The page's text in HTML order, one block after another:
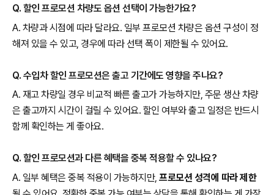
Q. 할인 프로모션 차량도 옵션 선택이 가능한가요?
A. 차량과 시점에 따라 달라요. 일부 프로모션 차량은 옵션 구성이 정
해져 있을 수 있고, 경우에 따라 선택 폭이 제한될 수 있어요.
Q. 수입차 할인 프로모션은 출고 기간에도 영향을 주나요?
A. 재고 차량일 경우 비교적 빠른 출고가 가능하지만, 주문 생산 차량
은 출고까지 시간이 걸릴 수 있어요. 할인 여부와 출고 일정은 반드시
함께 확인하는 게 좋아요.
Q. 할인 프로모션과 다른 혜택을 중복 적용할 수 있나요?
A. 일부 혜택은 중복 적용이 가능하지만, 프로모션 성격에 따라 제한